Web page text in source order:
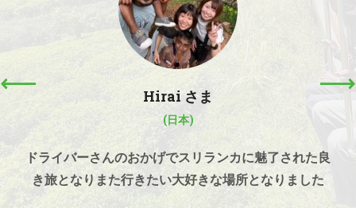
Hirai さま
(日本)
ドライバーさんのおかげでスリランカに魅了された良
き旅となりまた行きたい大好きな場所となりました